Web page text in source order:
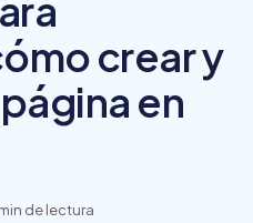
crear y
en
de lectura